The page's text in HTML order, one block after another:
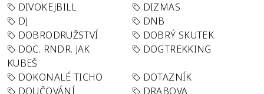
DIVOKEJBILL
DIZMAS
DJ
DNB
DOBRODRUŽSTVÍ
DOBRÝ SKUTEK
DOC. RNDR. JAK
KUBEŠ
DOGTREKKING
DOKONALÉ TICHO
DOTAZNÍK
DOUČOVÁNÍ
DRABOVA